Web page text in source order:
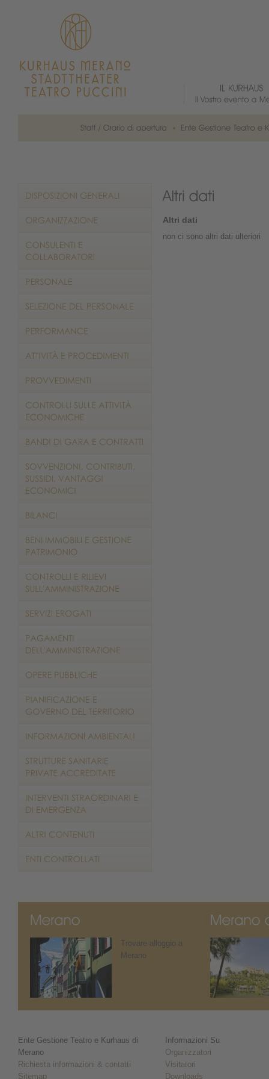
Altri dati
non ci sono altri dati ulteriori
Trovare alloggio a
Merano
Ente Gestione Teatro e Kurhaus di
Merano
Richiesta informazioni & contatti
Sitemap
Informazioni Su
Organizzatori
Visitatori
Downloads